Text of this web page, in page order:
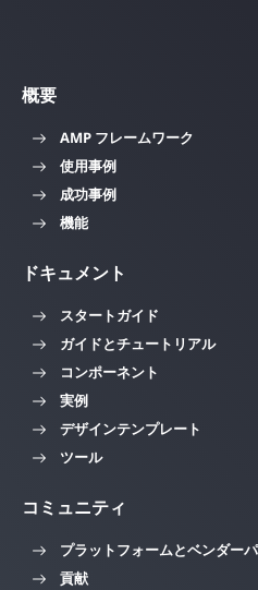
概要
AMP フレームワーク
使用事例
成功事例
機能
ドキュメント
スタートガイド
ガイドとチュートリアル
コンポーネント
実例
デザインテンプレート
ツール
コミュニティ
プラットフォームとベンダー
貢献